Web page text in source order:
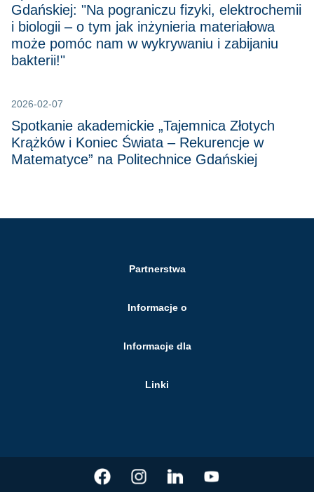
Gdańskiej: "Na pograniczu fizyki, elektrochemii
i biologii – o tym jak inżynieria materiałowa
może pomóc nam w wykrywaniu i zabijaniu
bakterii!"
2026-02-07
Spotkanie akademickie „Tajemnica Złotych
Krążków i Koniec Świata – Rekurencje w
Matematyce” na Politechnice Gdańskiej
Partnerstwa
Informacje o
Informacje dla
Linki